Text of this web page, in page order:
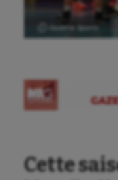
Ⓒ Gazette Sports
Cette